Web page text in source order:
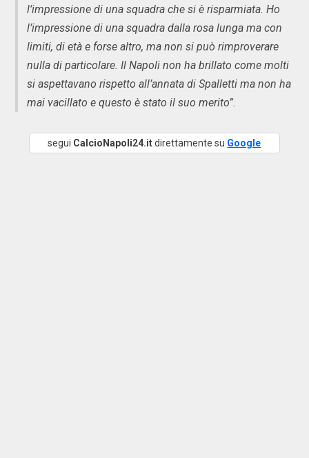
l’impressione di una squadra che si è risparmiata. Ho
l’impressione di una squadra dalla rosa lunga ma con
limiti, di età e forse altro, ma non si può rimproverare
nulla di particolare. Il Napoli non ha brillato come molti
si aspettavano rispetto all’annata di Spalletti ma non ha
mai vacillato e questo è stato il suo merito”.
segui CalcioNapoli24.itdirettamente su Google